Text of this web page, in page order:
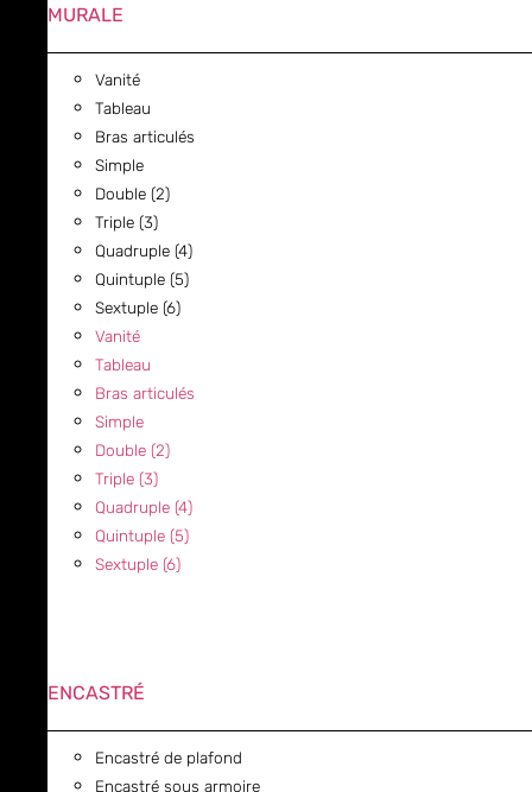
MURALE
Vanité
Tableau
Bras articulés
Simple
Double (2)
Triple (3)
Quadruple (4)
Quintuple (5)
Sextuple (6)
Vanité
Tableau
Bras articulés
Simple
Double (2)
Triple (3)
Quadruple (4)
Quintuple (5)
Sextuple (6)
ENCASTRÉ
Encastré de plafond
Encastré sous armoire